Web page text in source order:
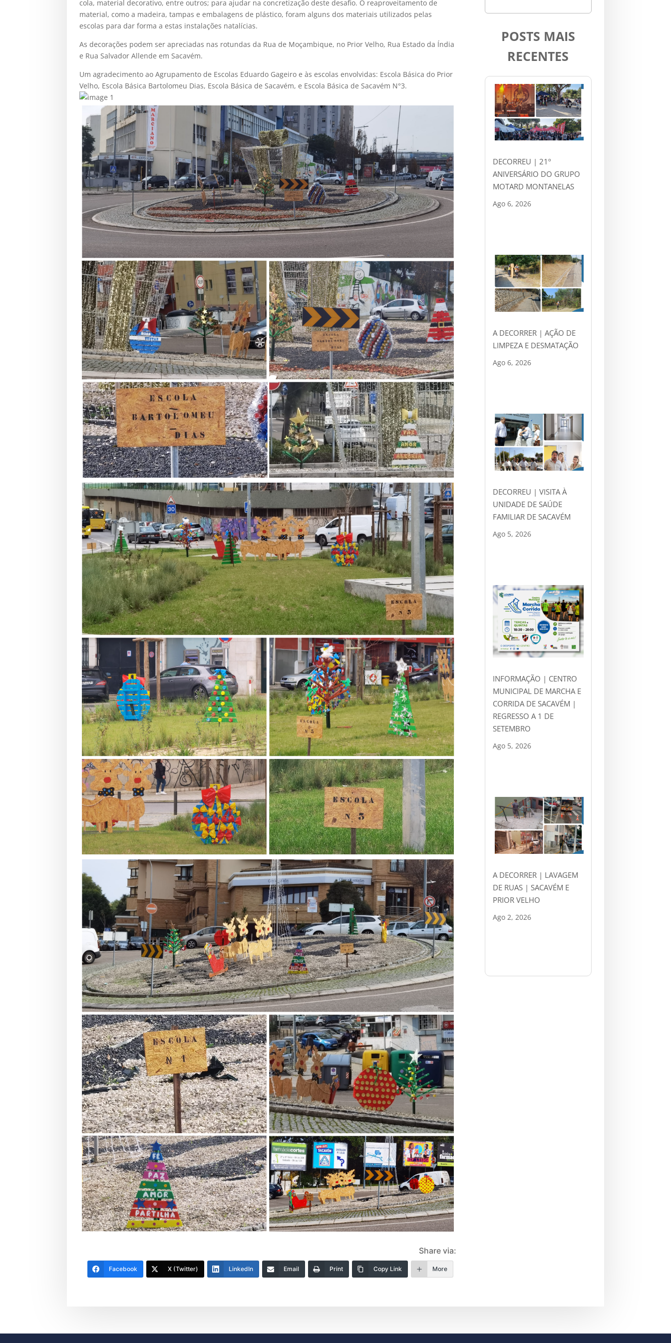
cola, material decorativo, entre outros; para ajudar na concretização deste desafio. O reaproveitamento de
material, como a madeira, tampas e embalagens de plástico, foram alguns dos materiais utilizados pelas
escolas para dar forma a estas instalações natalícias.
As decorações podem ser apreciadas nas rotundas da Rua de Moçambique, no Prior Velho, Rua Estado da Índia
e Rua Salvador Allende em Sacavém.
Um agradecimento ao Agrupamento de Escolas Eduardo Gageiro e às escolas envolvidas: Escola Básica do Prior
Velho, Escola Básica Bartolomeu Dias, Escola Básica de Sacavém, e Escola Básica de Sacavém N°3.
Share via:
Facebook X (Twitter) LinkedIn Email Print Copy Link More
POSTS MAIS
RECENTES
DECORREU | 21º
ANIVERSÁRIO DO GRUPO
MOTARD MONTANELAS
Ago 6, 2026
A DECORRER | AÇÃO DE
LIMPEZA E DESMATAÇÃO
Ago 6, 2026
DECORREU | VISITA À
UNIDADE DE SAÚDE
FAMILIAR DE SACAVÉM
Ago 5, 2026
INFORMAÇÃO | CENTRO
MUNICIPAL DE MARCHA E
CORRIDA DE SACAVÉM |
REGRESSO A 1 DE
SETEMBRO
Ago 5, 2026
A DECORRER | LAVAGEM
DE RUAS | SACAVÉM E
PRIOR VELHO
Ago 2, 2026